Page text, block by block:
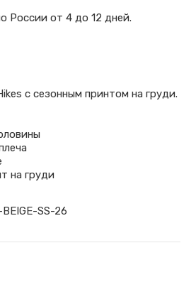
России от 4 до 12 дней.
с сезонным принтом на груди.
на груди
SS-26